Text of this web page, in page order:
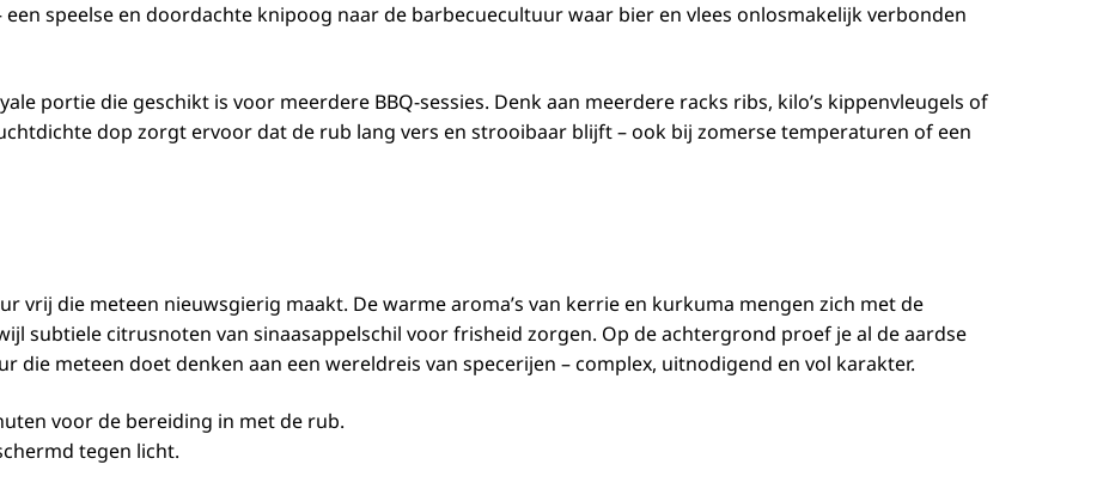
speelse en doordachte knipoog naar de barbecuecultuur waar bier en vlees onlosmakelijk verbonden
portie die geschikt is voor meerdere BBQ-sessies. Denk aan meerdere racks ribs, kilo’s kippenvleugels of
dop zorgt ervoor dat de rub lang vers en strooibaar blijft – ook bij zomerse temperaturen of een
vrij die meteen nieuwsgierig maakt. De warme aroma’s van kerrie en kurkuma mengen zich met de
subtiele citrusnoten van sinaasappelschil voor frisheid zorgen. Op de achtergrond proef je al de aardse
die meteen doet denken aan een wereldreis van specerijen – complex, uitnodigend en vol karakter.
voor de bereiding in met de rub.
tegen licht.